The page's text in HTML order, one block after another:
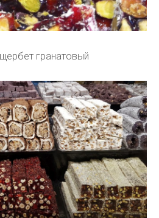
гранатовый